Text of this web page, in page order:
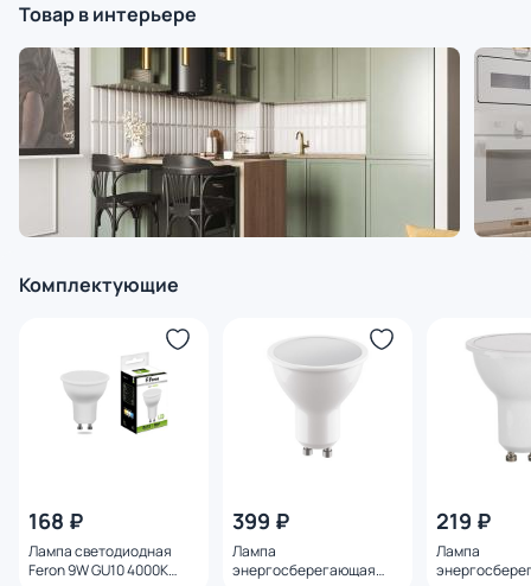
Товар в интерьере
Комплектующие
168 ₽
Лампа светодиодная
Feron 9W GU10 4000K
399 ₽
Лампа
энергосберегающая
219 ₽
Лампа